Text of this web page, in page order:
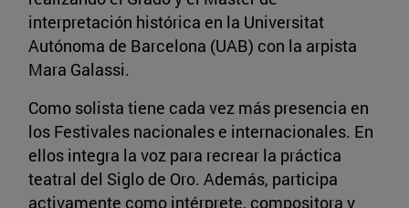
interpretación histórica en la Universitat
Autónoma de Barcelona (UAB) con la arpista
Mara Galassi.
Como solista tiene cada vez más presencia en
los Festivales nacionales e internacionales. En
ellos integra la voz para recrear la práctica
teatral del Siglo de Oro. Además, participa
activamente como intérprete, compositora y